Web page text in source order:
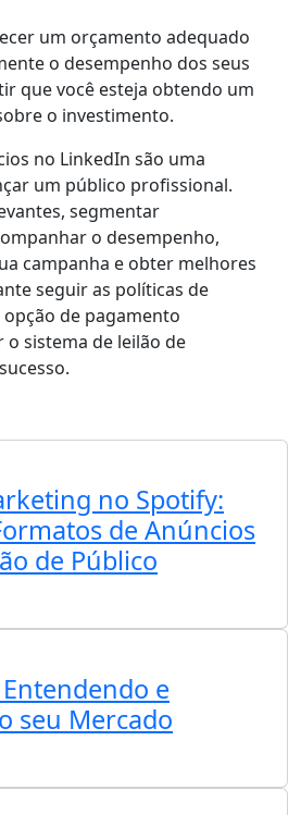
um orçamento adequado
o desempenho dos seus
que você esteja obtendo um
o investimento.
no LinkedIn são uma
um público profissional.
segmentar
o desempenho,
campanha e obter melhores
seguir as políticas de
de pagamento
sistema de leilão de
no Spotify:
de Anúncios
de Público
e
seu Mercado